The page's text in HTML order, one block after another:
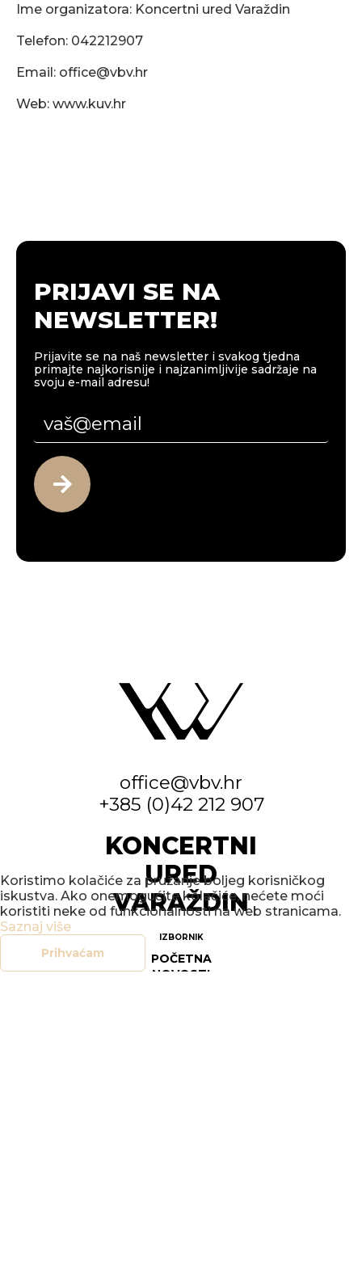
Ime organizatora: Koncertni ured Varaždin
Telefon: 042212907
Email: office@vbv.hr
Web: www.kuv.hr
PRIJAVI SE NA
NEWSLETTER!
Prijavite se na naš newsletter i svakog tjedna
primajte najkorisnije i najzanimljivije sadržaje na
svoju e-mail adresu!
office@vbv.hr
+385 (0)42 212 907
KONCERTNI
URED
VARAŽDIN
IZBORNIK
POČETNA
NOVOSTI
Koristimo kolačiće za pružanje boljeg korisničkog
iskustva. Ako onemogućite kolačiće, nećete moći
koristiti neke od funkcionalnosti na web stranicama.
Saznaj više
Prihvaćam